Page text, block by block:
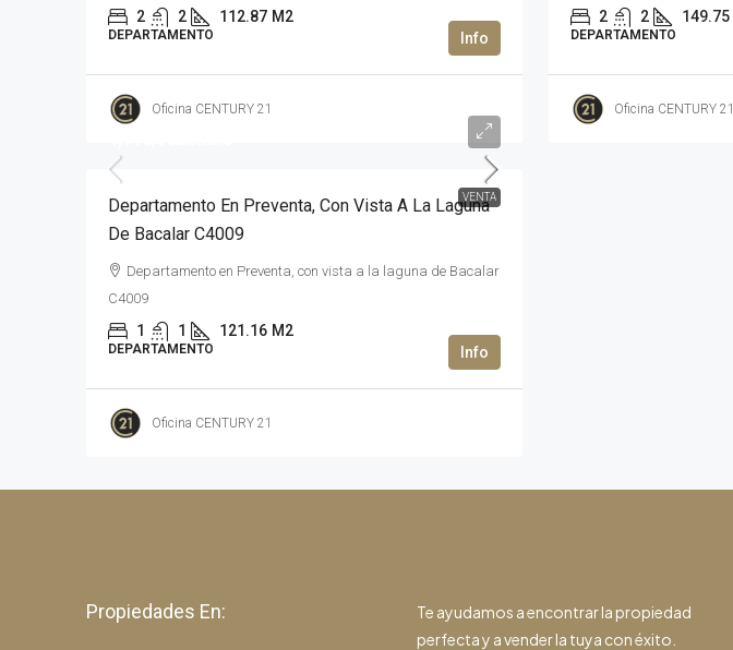
2 2 112.87 M2
DEPARTAMENTO
Oficina CENTURY 21
2 2 149.75
DEPARTAMENTO
Oficina CENTURY 21
VENTA
Departamento En Preventa, Con Vista A La Laguna
De Bacalar C4009
Departamento en Preventa, con vista a la laguna de Bacalar
C4009
1 1 121.16 M2
DEPARTAMENTO
Oficina CENTURY 21
Propiedades En:
Te ayudamos a encontrar la propiedad
perfecta y a vender la tuya con éxito.